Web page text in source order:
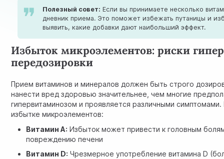
Полезный совет: Если вы принимаете несколько
дневник приема. Это поможет избежать путаницы и
выявить, какие добавки дают наибольший эффект.
Избыток микроэлементов: риски
передозировки
Прием витаминов и минералов должен быть строго
нанести вред здоровью значительнее, чем многие
гипервитаминозом и проявляется различными
избытке микроэлементов:
Витамин A: Избыток может привести к головным
повреждению печени
Витамин D: Чрезмерное употребление витамина D